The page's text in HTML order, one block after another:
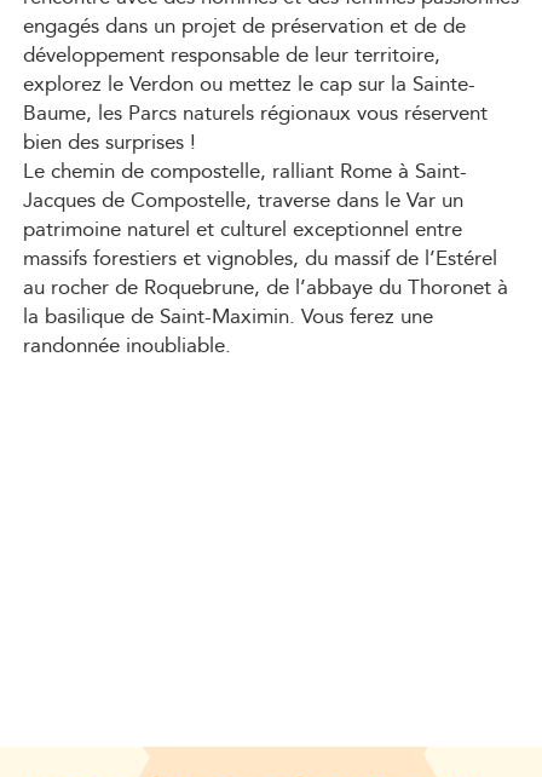
engagés dans un projet de préservation et de de
développement responsable de leur territoire,
explorez le Verdon ou mettez le cap sur la Sainte-
Baume, les Parcs naturels régionaux vous réservent
bien des surprises !
Le chemin de compostelle, ralliant Rome à Saint-
Jacques de Compostelle, traverse dans le Var un
patrimoine naturel et culturel exceptionnel entre
massifs forestiers et vignobles, du massif de l’Estérel
au rocher de Roquebrune, de l’abbaye du Thoronet à
la basilique de Saint-Maximin. Vous ferez une
randonnée inoubliable.